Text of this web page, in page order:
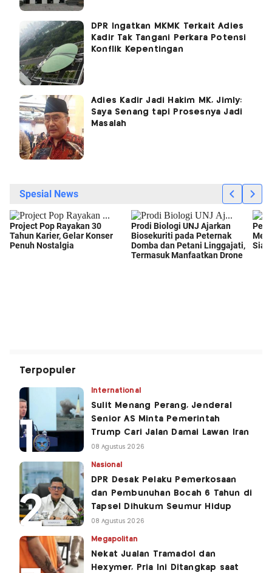
DPR Ingatkan MKMK Terkait Adies
Kadir Tak Tangani Perkara Potensi
Konflik Kepentingan
Adies Kadir Jadi Hakim MK, Jimly:
Saya Senang tapi Prosesnya Jadi
Masalah
Terpopuler
International
Sulit Menang Perang, Jenderal
Senior AS Minta Pemerintah
Trump Cari Jalan Damai Lawan Iran
08 Agustus 2026
Nasional
DPR Desak Pelaku Pemerkosaan
dan Pembunuhan Bocah 6 Tahun di
Tapsel Dihukum Seumur Hidup
08 Agustus 2026
Megapolitan
Nekat Jualan Tramadol dan
Hexymer, Pria Ini Ditangkap saat